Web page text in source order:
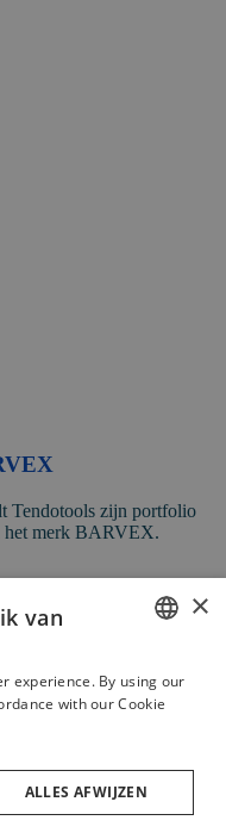
Tendotools zijn portfolio
het merk BARVEX.
FRENCH
×
van
experience. By using our
with our Cookie
ALLES AFWIJZEN